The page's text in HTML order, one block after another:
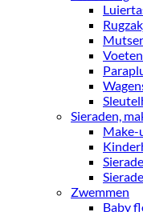
Sieraden,
Make-
Zwemmen
Baby